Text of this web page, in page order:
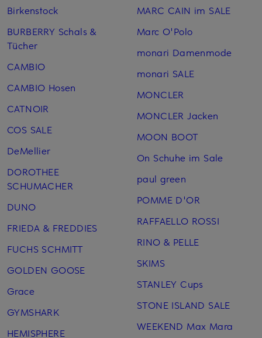
Birkenstock
BURBERRY Schals &
Tücher
CAMBIO
CAMBIO Hosen
CATNOIR
COS SALE
DeMellier
DOROTHEE
SCHUMACHER
DUNO
FRIEDA & FREDDIES
FUCHS SCHMITT
GOLDEN GOOSE
Grace
GYMSHARK
HEMISPHERE
MARC CAIN im SALE
Marc O'Polo
monari Damenmode
monari SALE
MONCLER
MONCLER Jacken
MOON BOOT
On Schuhe im Sale
paul green
POMME D'OR
RAFFAELLO ROSSI
RINO & PELLE
SKIMS
STANLEY Cups
STONE ISLAND SALE
WEEKEND Max Mara